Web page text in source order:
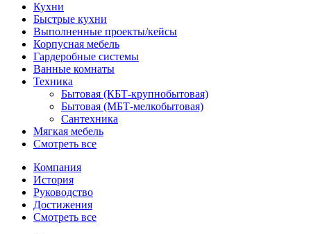
Кухни
Быстрые кухни
Выполненные проекты/кейсы
Корпусная мебель
Гардеробные системы
Ванные комнаты
Техника
Бытовая (КБТ-крупнобытовая)
Бытовая (МБТ-мелкобытовая)
Сантехника
Мягкая мебель
Смотреть все
Компания
История
Руководство
Достижения
Смотреть все